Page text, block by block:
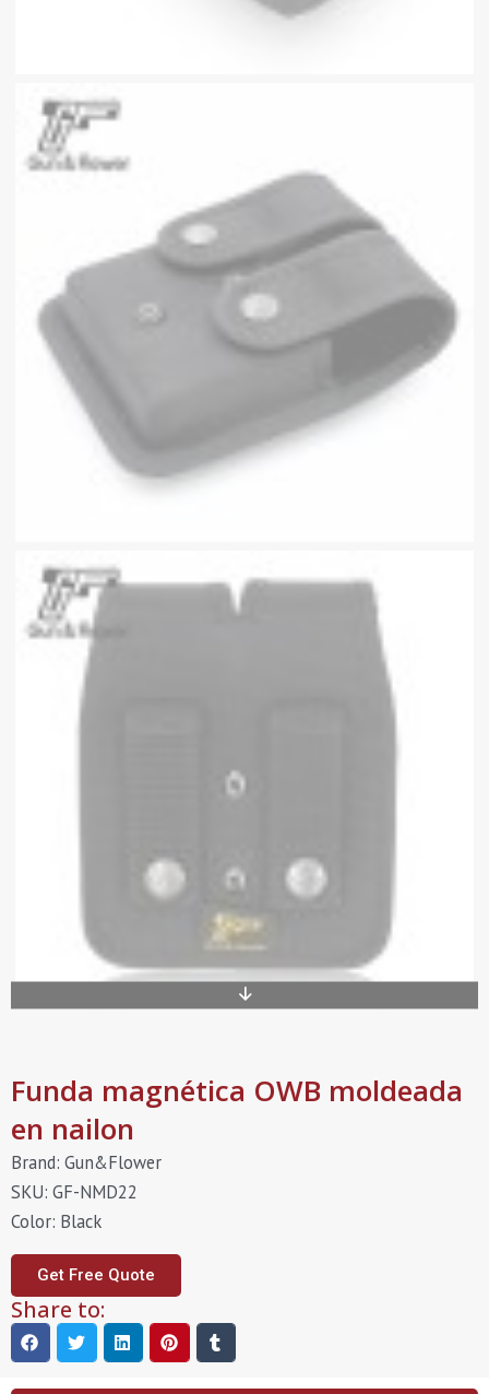
Funda magnética OWB moldeada
en nailon
Brand: Gun&Flower
SKU: GF-NMD22
Color: Black
Get Free Quote
Share to: